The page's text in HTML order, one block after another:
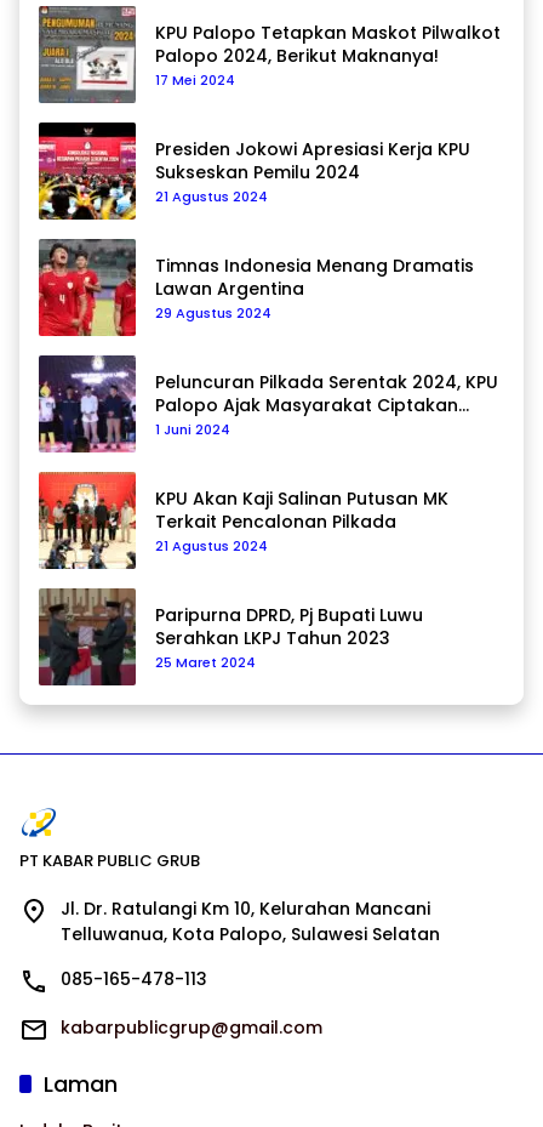
KPU Palopo Tetapkan Maskot Pilwalkot
Palopo 2024, Berikut Maknanya!
17 Mei 2024
Presiden Jokowi Apresiasi Kerja KPU
Sukseskan Pemilu 2024
21 Agustus 2024
Timnas Indonesia Menang Dramatis
Lawan Argentina
29 Agustus 2024
Peluncuran Pilkada Serentak 2024, KPU
Palopo Ajak Masyarakat Ciptakan
Pilkada Damai
1 Juni 2024
KPU Akan Kaji Salinan Putusan MK
Terkait Pencalonan Pilkada
21 Agustus 2024
Paripurna DPRD, Pj Bupati Luwu
Serahkan LKPJ Tahun 2023
25 Maret 2024
PT KABAR PUBLIC GRUB
Jl. Dr. Ratulangi Km 10, Kelurahan Mancani
Telluwanua, Kota Palopo, Sulawesi Selatan
085-165-478-113
kabarpublicgrup@gmail.com
Laman